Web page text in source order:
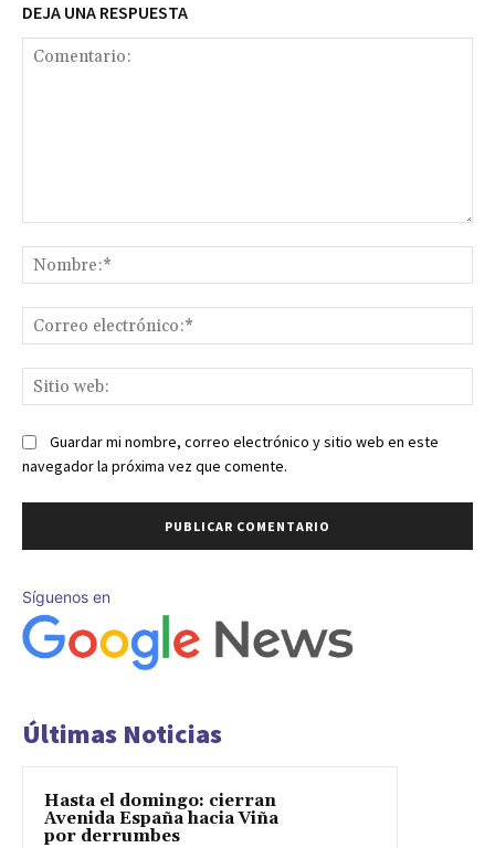
DEJA UNA RESPUESTA
Guardar mi nombre, correo electrónico y sitio web en este
navegador la próxima vez que comente.
Síguenos en
Últimas Noticias
Hasta el domingo: cierran
Avenida España hacia Viña
por derrumbes